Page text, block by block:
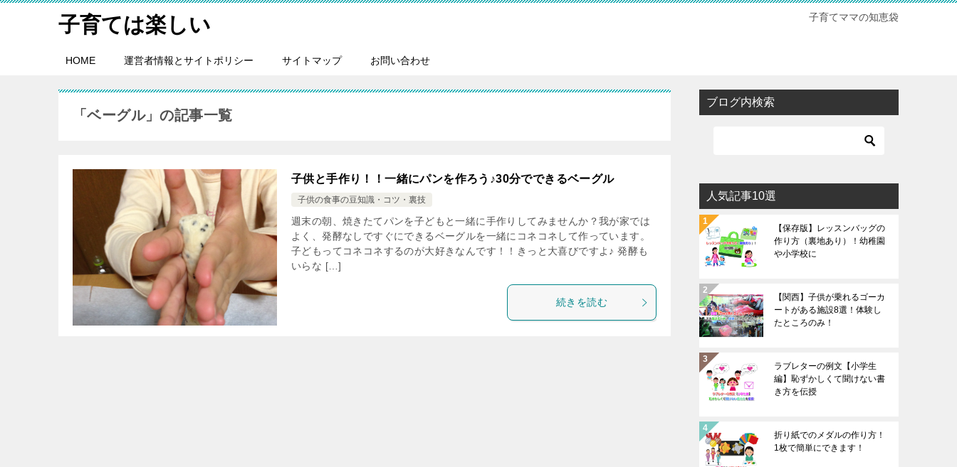
子育ては楽しい 子育てママの知恵袋
HOME 運営者情報とサイトポリシー サイトマップ お問い合わせ
「ベーグル」の記事一覧
子供と手作り！！一緒にパンを作ろう♪30分でできるベーグル
子供の食事の豆知識・コツ・裏技
週末の朝、焼きたてパンを子どもと一緒に手作りしてみませんか？我が家では
よく、発酵なしですぐにできるベーグルを一緒にコネコネして作っています。
子どもってコネコネするのが大好きなんです！！きっと大喜びですよ♪ 発酵も
いらな […]
続きを読む
ブログ内検索
人気記事10選
【保存版】レッスンバッグの
作り方（裏地あり）！幼稚園
や小学校に
【関西】子供が乗れるゴーカ
ートがある施設8選！体験し
たところのみ！
ラブレターの例文【小学生
編】恥ずかしくて聞けない書
き方を伝授
折り紙でのメダルの作り方！
1枚で簡単にできます！